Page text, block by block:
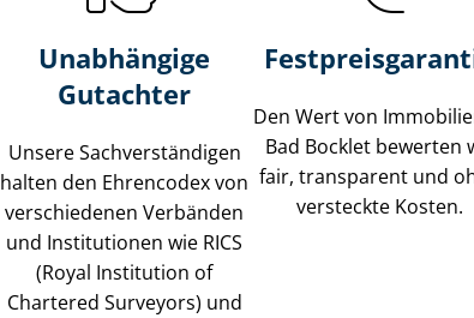
Unabhängige
Gutachter
Unsere Sach­ver­stän­di­gen
halten den Ehrencodex von
verschiedenen Verbänden
und Institutionen wie RICS
(Royal Institution of
Chartered Surveyors) und
Den Wert von
Bad Bocklet bewerten
fair, transparent und
versteckte Kosten.